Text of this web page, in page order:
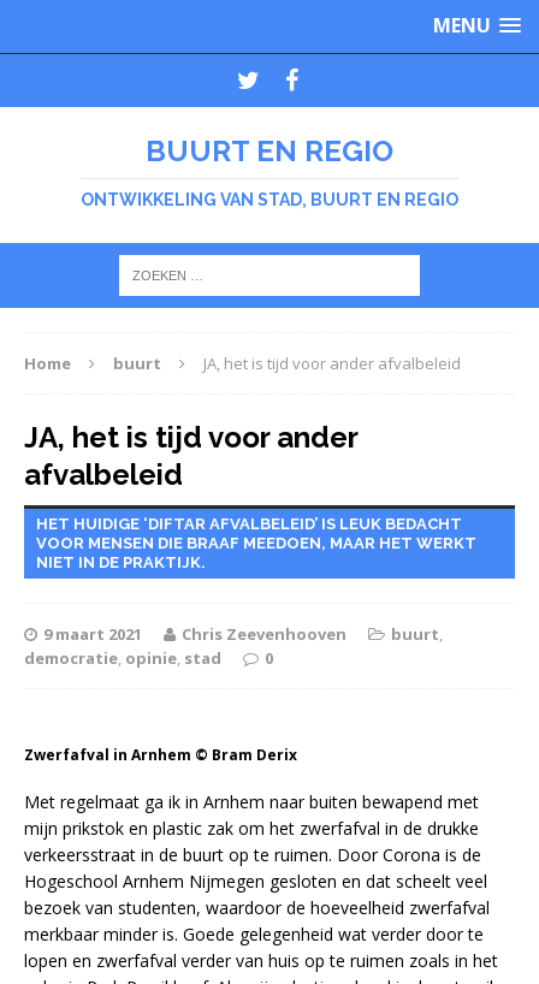
MENU
BUURT EN REGIO
ONTWIKKELING VAN STAD, BUURT EN REGIO
Home buurt JA, het is tijd voor ander afvalbeleid
JA, het is tijd voor ander
afvalbeleid
HET HUIDIGE ‘DIFTAR AFVALBELEID’ IS LEUK BEDACHT
VOOR MENSEN DIE BRAAF MEEDOEN, MAAR HET WERKT
NIET IN DE PRAKTIJK.
9 maart 2021 Chris Zeevenhooven buurt,
democratie, opinie, stad 0
Zwerfafval in Arnhem © Bram Derix
Met regelmaat ga ik in Arnhem naar buiten bewapend met
mijn prikstok en plastic zak om het zwerfafval in de drukke
verkeersstraat in de buurt op te ruimen. Door Corona is de
Hogeschool Arnhem Nijmegen gesloten en dat scheelt veel
bezoek van studenten, waardoor de hoeveelheid zwerfafval
merkbaar minder is. Goede gelegenheid wat verder door te
lopen en zwerfafval verder van huis op te ruimen zoals in het